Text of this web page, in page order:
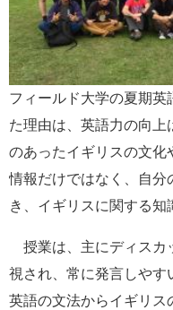
フィールド大学の夏期英
た理由は、 英語力の向上
のあったイギリスの文化
情報だけではなく、自分
き、イギリスに関する知
授業は、主にディスカ
視され、常に発言しやす
英語の文法からイギリス